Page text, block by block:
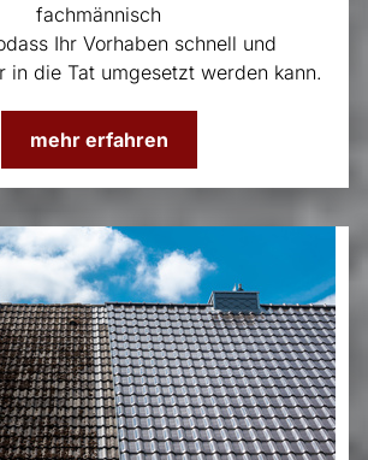
fachmännisch
Ihr Vorhaben schnell und
in die Tat umgesetzt werden kann.
mehr erfahren